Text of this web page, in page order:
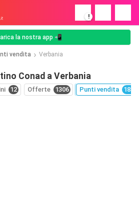
!
la nostra app 📲
vendita Verbania
Conad a Verbania
12 Offerte 1306 Punti vendita 1830